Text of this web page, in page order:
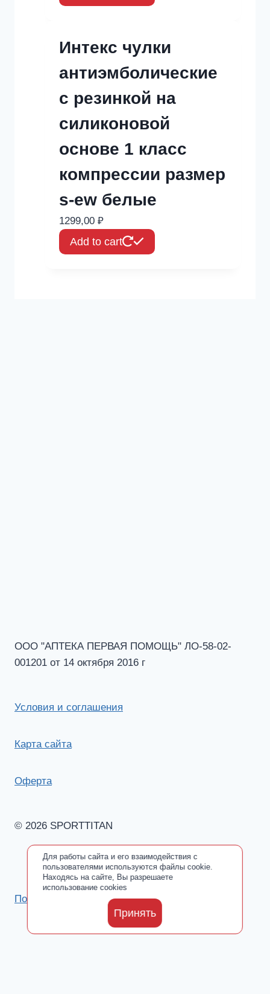
Интекс чулки
антиэмболические
с резинкой на
силиконовой
основе 1 класс
компрессии размер
s-ew белые
1299,00 ₽
Add to cart
ООО "АПТЕКА ПЕРВАЯ ПОМОЩЬ" ЛО-58-02-
001201 от 14 октября 2016 г
Условия и соглашения
Карта сайта
Оферта
© 2026 SPORTTITAN
Политика обработки персональных данных
Для работы сайта и его взаимодействия с
пользователями используются файлы cookie.
Находясь на сайте, Вы разрешаете
использование cookies
Принять